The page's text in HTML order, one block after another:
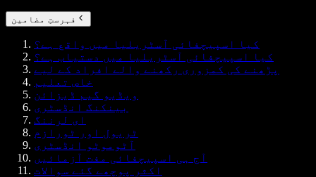
فہرستِ مضامین
کیا اسپیچفائی آسٹریلیا میں واقع ہے؟
کیا اسپیچفائی آسٹریلیا میں دستیاب ہے؟
پڑھنے کی کمزوری رکھنے والے افراد کے لیے
خاص تعلیم
ویڈیو گیم ڈیزائن
بینکنگ انڈسٹری
ای لرننگ
ٹریول اور ٹورازم
آٹوموٹو انڈسٹری
آج ہی اسپیچفائی مفت آزمائیں
اکثر پوچھے گئے سوالات